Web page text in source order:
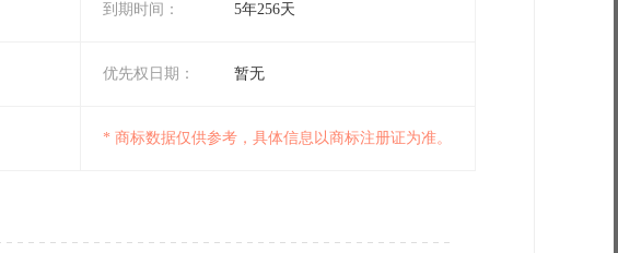
到期时间： 5年256天
优先权日期： 暂无
* 商标数据仅供参考，具体信息以商标注册证为准。